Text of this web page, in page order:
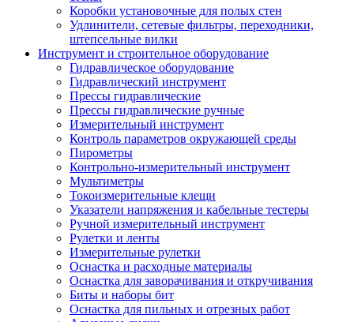
Коробки установочные для полых стен
Удлинители, сетевые фильтры, переходники,
штепсельные вилки
Инструмент и строительное оборудование
Гидравлическое оборудование
Гидравлический инструмент
Прессы гидравлические
Прессы гидравлические ручные
Измерительный инструмент
Контроль параметров окружающей среды
Пирометры
Контрольно-измерительный инструмент
Мультиметры
Токоизмерительные клещи
Указатели напряжения и кабельные тестеры
Ручной измерительный инструмент
Рулетки и ленты
Измерительные рулетки
Оснастка и расходные материалы
Оснастка для заворачивания и откручивания
Биты и наборы бит
Оснастка для пильных и отрезных работ